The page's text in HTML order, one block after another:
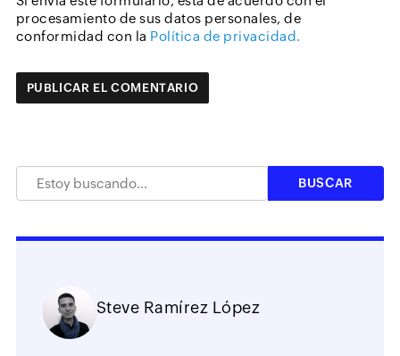
procesamiento de sus datos personales, de
conformidad con la Política de privacidad.
Steve Ramírez López